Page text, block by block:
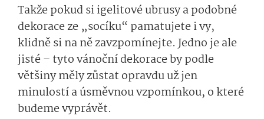
Takže pokud si igelitové ubrusy a podobné
dekorace ze „socíku“ pamatujete i vy,
klidně si na ně zavzpomínejte. Jedno je ale
jisté – tyto vánoční dekorace by podle
většiny měly zůstat opravdu už jen
minulostí a úsměvnou vzpomínkou, o které
budeme vyprávět.